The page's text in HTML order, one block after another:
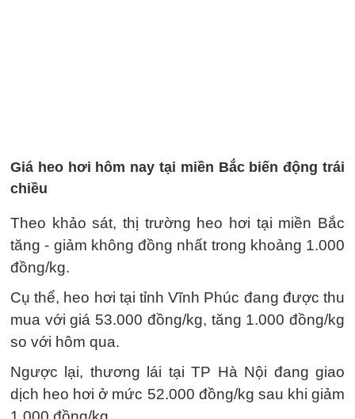
Giá heo hơi hôm nay tại miền Bắc biến động trái
chiều
Theo khảo sát, thị trường heo hơi tại miền Bắc
tăng - giảm không đồng nhất trong khoảng 1.000
đồng/kg.
Cụ thể, heo hơi tại tỉnh Vĩnh Phúc đang được thu
mua với giá 53.000 đồng/kg, tăng 1.000 đồng/kg
so với hôm qua.
Ngược lại, thương lái tại TP Hà Nội đang giao
dịch heo hơi ở mức 52.000 đồng/kg sau khi giảm